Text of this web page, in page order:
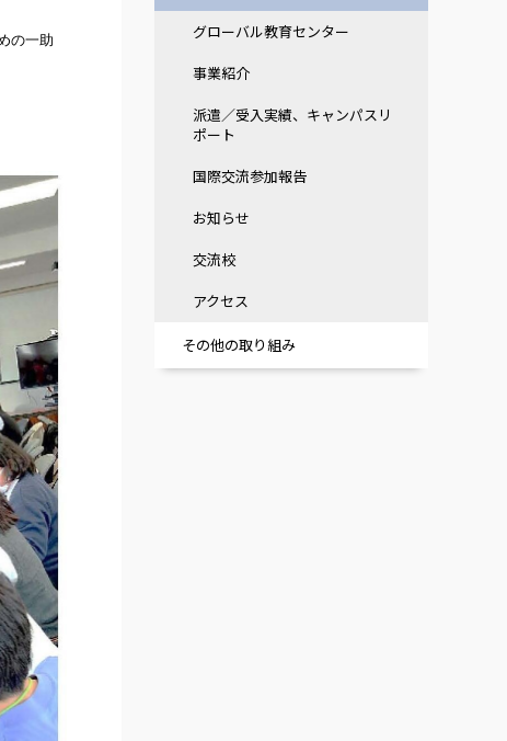
の一助
グローバル教育センター
事業紹介
派遣／受入実績、キャンパスリ
ポート
国際交流参加報告
お知らせ
交流校
アクセス
その他の取り組み